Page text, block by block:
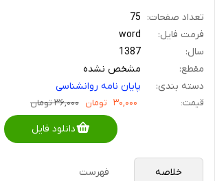
تعداد صفحات: 75
فرمت فایل:
word
سال:
1387
مقطع:
مشخص نشده
دسته بندی:
پایان نامه روانشناسی
قیمت: ۳۰,۰۰۰ تومان ۳۶,۰۰۰ تومان
دانلود فایل
خلاصه فهرست